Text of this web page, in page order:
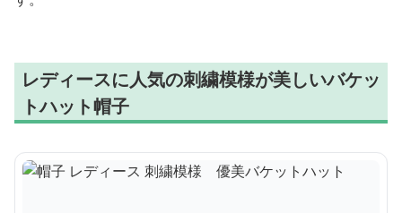
レディースに人気の刺繍模様が美しいバケッ
トハット帽子